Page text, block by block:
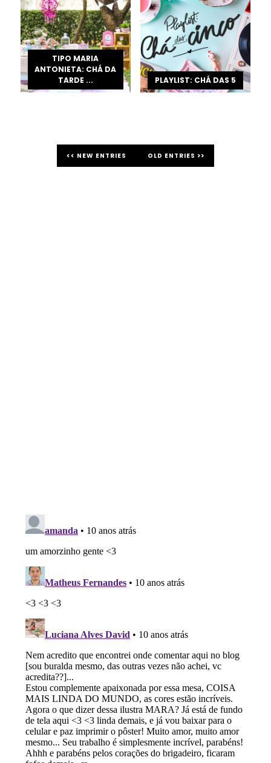
TIPO MARIA
ANTONIETA: CHÁ DA
TARDE ...
PLAYLIST: CHÁ DAS 5
<< NEW ENTRIES OLD ENTRIES >>